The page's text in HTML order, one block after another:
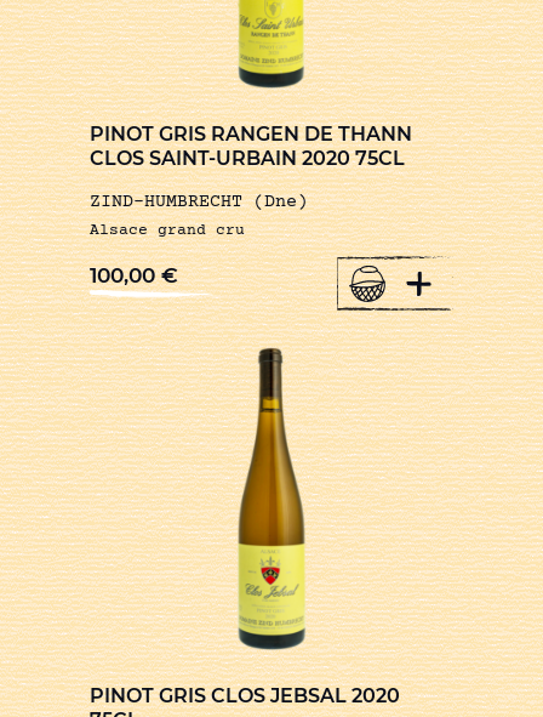
PINOT GRIS RANGEN DE THANN
CLOS SAINT-URBAIN 2020 75CL
ZIND-HUMBRECHT (Dne)
Alsace grand cru
100,00€ +
PINOT GRIS CLOS JEBSAL 2020